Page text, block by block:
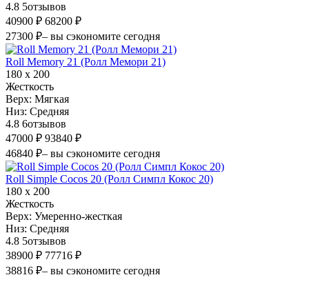
4.8 5отзывов
40900 ₽ 68200 ₽
27300 ₽– вы сэкономите сегодня
Roll Memory 21 (Ролл Мемори 21)
180 х 200
Жесткость
Верх: Мягкая
Низ: Средняя
4.8 6отзывов
47000 ₽ 93840 ₽
46840 ₽– вы сэкономите сегодня
Roll Simple Cocos 20 (Ролл Симпл Кокос 20)
180 х 200
Жесткость
Верх: Умеренно-жесткая
Низ: Средняя
4.8 5отзывов
38900 ₽ 77716 ₽
38816 ₽– вы сэкономите сегодня